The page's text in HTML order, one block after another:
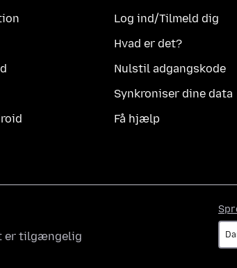
Log ind/Tilmeld dig
Hvad er det?
Nulstil adgangskode
Synkroniser dine data
Få hjælp
er tilgængelig